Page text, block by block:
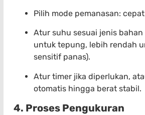
Pilih mode pemanasan:
Atur suhu sesuai jenis bahan
untuk tepung, lebih rendah
sensitif panas).
Atur timer jika diperlukan,
otomatis hingga berat stabil.
4. Proses Pengukuran